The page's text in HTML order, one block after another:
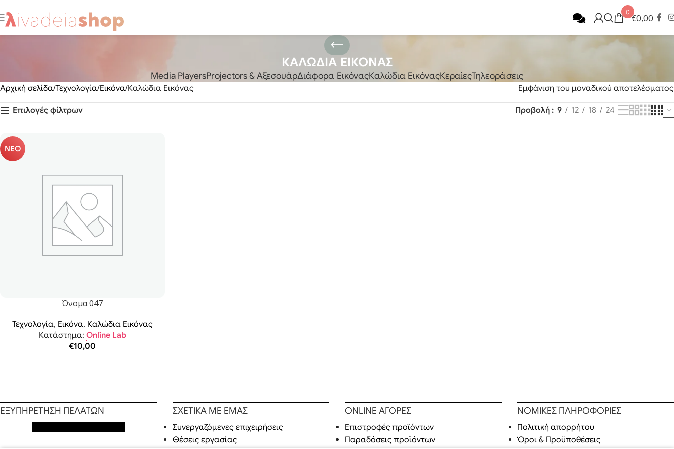
0 €0,00
ΚΑΛΩΔΙΑ ΕΙΚΟΝΑΣ
Media PlayersProjectors & ΑξεσουάρΔιάφορα ΕικόναςΚαλώδια ΕικόναςΚεραίεςΤηλεοράσεις
Αρχική σελίδα Τεχνολογία Εικόνα Καλώδια Εικόνας Εμφάνιση του μοναδικού αποτελέσματος
Επιλογές φίλτρων Προβολή 9 12 18 24
ΝΕΟ
Όνομα 047
Τεχνολογία, Εικόνα, Καλώδια Εικόνας
Κατάστημα: Online Lab
€10,00
ΕΞΥΠΗΡΕΤΗΣΗ ΠΕΛΑΤΩΝ ΣΧΕΤΙΚΑ ΜΕ ΕΜΑΣ
Συνεργαζόμενες επιχειρήσεις
Θέσεις εργασίας
ONLINE ΑΓΟΡΕΣ
Επιστροφές προϊόντων
Παραδόσεις προϊόντων
ΝΟΜΙΚΕΣ ΠΛΗΡΟΦΟΡΙΕΣ
Πολιτική απορρήτου
Όροι & Προϋποθέσεις